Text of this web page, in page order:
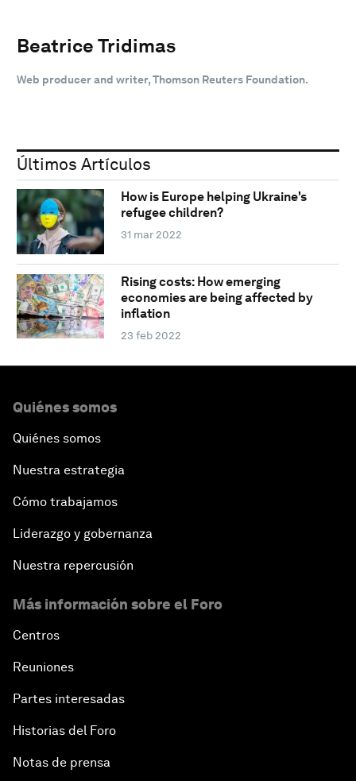
Beatrice Tridimas
Web producer and writer, Thomson Reuters Foundation.
Últimos Artículos
How is Europe helping Ukraine's
refugee children?
31 mar 2022
Rising costs: How emerging
economies are being affected by
inflation
23 feb 2022
Quiénes somos
Quiénes somos
Nuestra estrategia
Cómo trabajamos
Liderazgo y gobernanza
Nuestra repercusión
Más información sobre el Foro
Centros
Reuniones
Partes interesadas
Historias del Foro
Notas de prensa